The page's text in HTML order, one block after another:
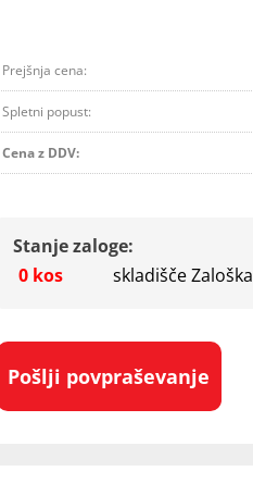
Prejšnja cena:
Spletni popust:
Cena z DDV:
Stanje zaloge:
0 kos
skladišče Zaloška
Pošlji povpraševanje